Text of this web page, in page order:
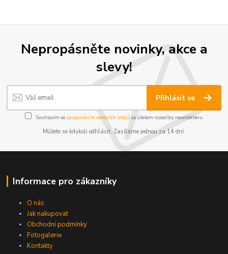
Nepropásněte novinky, akce a
slevy!
Přihlásit se
Souhlasím se zpracováním osobních údajůza účelem rozesílky newsletteru.
Můžete se kdykoli odhlásit. Zasíláme jednou za 14 dní.
Informace pro zákazníky
O nás
Jak nakupovat
Obchodní podmínky
Fotogalerie
Kontakty